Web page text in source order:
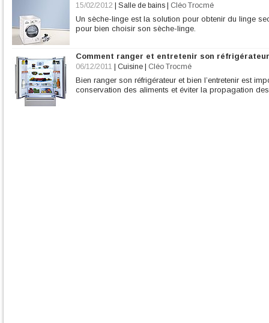
15/02/2012 | Salle de bains | Cléo Trocmé
Un sèche-linge est la solution pour obtenir du linge
pour bien choisir son sèche-linge.
Comment ranger et entretenir son
06/12/2011 | Cuisine | Cléo Trocmé
Bien ranger son réfrigérateur et bien l’entretenir est
conservation des aliments et éviter la propagation